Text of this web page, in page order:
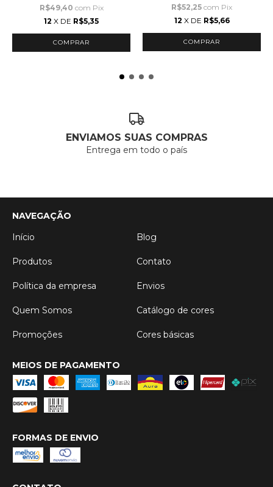
R$49,40 com Pix
12 X DE R$5,35
R$52,25 com Pix
12 X DE R$5,66
ENVIAMOS SUAS COMPRAS
Entrega em todo o país
NAVEGAÇÃO
Início
Blog
Produtos Contato
Política da empresa Envios
Quem Somos Catálogo de cores
Promoções Cores básicas
MEIOS DE PAGAMENTO
FORMAS DE ENVIO